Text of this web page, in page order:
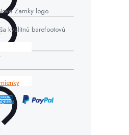
kvalitnú barefootovú